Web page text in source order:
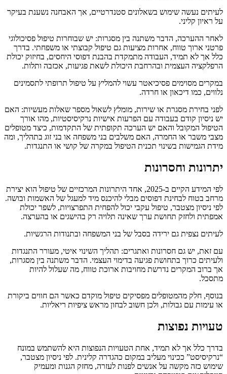
לעיתים נעשה שימוש בשאלונים סטנדרטיים, אך האבחנה נשענת בעיקר
על ראיון קליני.
לאחר ההערכה, הדבר משתנה בין מסגרות: יש שבוחרות טיפול פסיכולוגי
פרטני ארוך טווח, אחרות מציעות גם טיפול קבוצתי או משפחתי. בדרך
כלל אך לא תמיד, העבודה מתמקדת בהבנת דפוסי היחסים, בחיזוק יכולת
הרפלקציה העצמית ובהרחבת היכולת לשאת פגיעות, אכזבה ותלות.
במקרים מסוימים פסיכיאטר עשוי להמליץ על טיפול תרופתי לתסמינים
נלווים, כמו דיכאון או חרדה.
לפני בחירת מסגרת או שירות, מומלץ לשאול מספר שאלות מעשיות: האם
יש ניסיון קודם בעבודה עם הפרעות אישיות נרקיסיסטיות, מהו אורך
הטיפול המקובל והאם יש הערכה תקופתית של התקדמות, כיצד מטופלים
מצבי משבר או החמרה, האם משלבים בני משפחה או בני זוג בתהליך, ומה
מידת הגמישות בשינוי תכנית הטיפול במקרה של קושי או התנגדות.
יתרונות וחסרונות
לפי המידע הקיים ב-2025, אחד היתרונות המרכזיים של טיפול הוא יצירת
מרחב בטוח לבחינת דפוסים מבלי להיכנס מיד למעגל של האשמות ובושה.
לפי ניסיון מצטבר, טיפול עקבי יכול להפחית התפרצויות, לשפר יכולת
אמפתית ולחזק תחושת ערך שאינה תלויה רק בהישגים או בהערצה.
לעיתים נצפית גם ירידה בסבל של בני המשפחה ובתנודות הרגשיות.
עם זאת, יש גם חסרונות ואתגרים: תהליך השינוי איטי, מעורר התנגדות
ולעיתים כרוך בתחושת פגיעה בדימוי העצמי. הדבר משתנה בין מסגרות,
אך ברוב המקרים נדרשת מחויבות ארוכת טווח, מה שעלול להיות
מתסכל.
בנוסף, חלק מהמטופלים מפסיקים טיפול מוקדם כאשר הם חווים ביקורת
או עימות עם גבולות, ולכן חשוב לבחון מראש ציפיות ריאליות.
טעויות נפוצות
בדרך כלל אך לא תמיד, אחת הטעויות הנפוצות היא להשתמש במונח
“נרקיסיסט” ככינוי מעליב במקום כהגדרה קלינית. לפי ניסיון מצטבר,
שימוש כזה מקשה על אנשים לפנות לעזרה, מחזק הגנות ומעמיק